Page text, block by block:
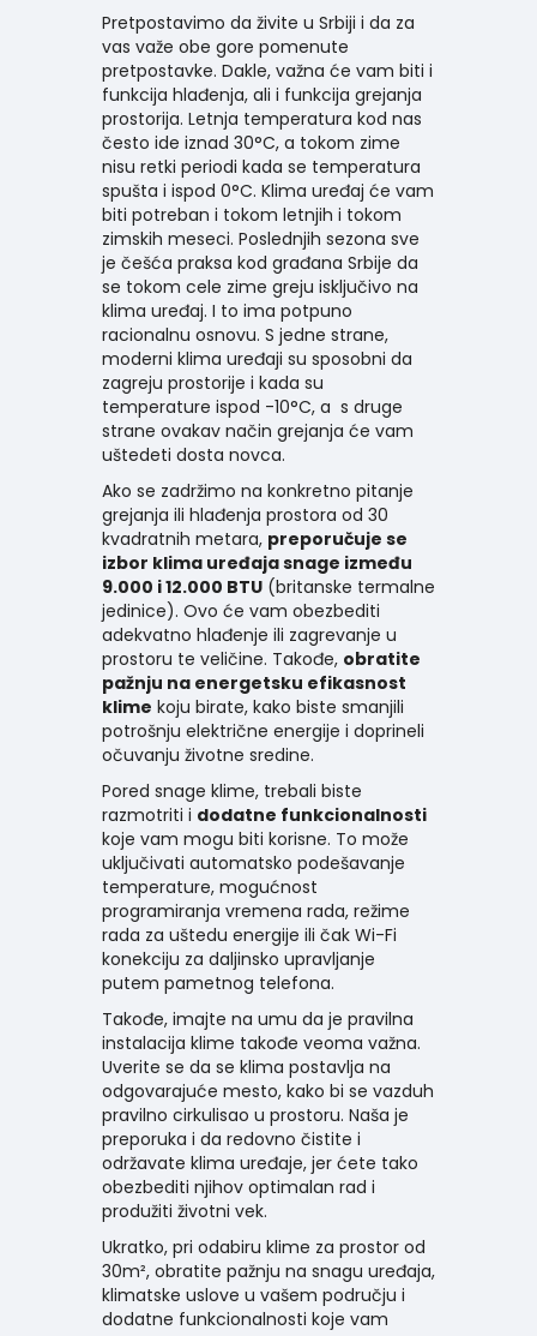
Pretpostavimo da živite u Srbiji i da za
vas važe obe gore pomenute
pretpostavke. Dakle, važna će vam biti i
funkcija hlađenja, ali i funkcija grejanja
prostorija. Letnja temperatura kod nas
često ide iznad 30°C, a tokom zime
nisu retki periodi kada se temperatura
spušta i ispod 0°C. Klima uređaj će vam
biti potreban i tokom letnjih i tokom
zimskih meseci. Poslednjih sezona sve
je češća praksa kod građana Srbije da
se tokom cele zime greju isključivo na
klima uređaj. I to ima potpuno
racionalnu osnovu. S jedne strane,
moderni klima uređaji su sposobni da
zagreju prostorije i kada su
temperature ispod -10°C, a s druge
strane ovakav način grejanja će vam
uštedeti dosta novca.
Ako se zadržimo na konkretno pitanje
grejanja ili hlađenja prostora od 30
kvadratnih metara, preporučuje se
izbor klima uređaja snage između
9.000 i 12.000 BTU (britanske termalne
jedinice). Ovo će vam obezbediti
adekvatno hlađenje ili zagrevanje u
prostoru te veličine. Takođe, obratite
pažnju na energetsku efikasnost
klime koju birate, kako biste smanjili
potrošnju električne energije i doprineli
očuvanju životne sredine.
Pored snage klime, trebali biste
razmotriti i dodatne funkcionalnosti
koje vam mogu biti korisne. To može
uključivati ​​automatsko podešavanje
temperature, mogućnost
programiranja vremena rada, režime
rada za uštedu energije ili čak Wi-Fi
konekciju za daljinsko upravljanje
putem pametnog telefona.
Takođe, imajte na umu da je pravilna
instalacija klime takođe veoma važna.
Uverite se da se klima postavlja na
odgovarajuće mesto, kako bi se vazduh
pravilno cirkulisao u prostoru. Naša je
preporuka i da redovno čistite i
održavate klima uređaje, jer ćete tako
obezbediti njihov optimalan rad i
produžiti životni vek.
Ukratko, pri odabiru klime za prostor od
30m², obratite pažnju na snagu uređaja,
klimatske uslove u vašem području i
dodatne funkcionalnosti koje vam